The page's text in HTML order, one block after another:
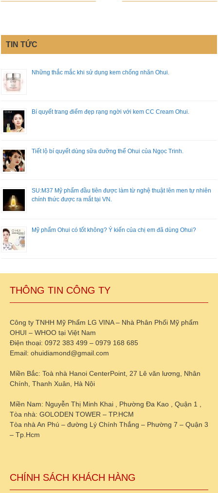
TIN TỨC
Những thắc mắc khi sử dụng kem chống nhăn Ohui.
Bí quyết trang điểm đẹp rạng ngời với kem CC Cream Ohui.
Tiết lộ bí quyết dùng sữa dưỡng thể Ohui của Ngọc Trinh.
SU:M37 Mỹ phẩm đầu tiên được làm từ nghệ thuật lên men tự nhiên
chính thức được ra mắt tại VN.
Mỹ phẩm Ohui có tốt không? Ý kiến của chị em đã dùng Ohui?
THÔNG TIN CÔNG TY
Công ty TNHH Mỹ Phẩm LG VINA – Nhà Phân Phối Mỹ phẩm
OHUI – WHOO tại Việt Nam
Điện thoại: 0972 383 499 – 0979 168 685
Email: ohuidiamond@gmail.com
Miền Bắc: Toà nhà Hanoi CenterPoint, 27 Lê văn lương, Nhân
Chính, Thanh Xuân, Hà Nội
Miền Nam: Nguyễn Thị Minh Khai , Phường Đa Kao , Quận 1 ,
Tòa nhà: GOLODEN TOWER – TP.HCM
Tòa nhà An Phú – đường Lý Chính Thắng – Phường 7 – Quận 3
– Tp.Hcm
CHÍNH SÁCH KHÁCH HÀNG